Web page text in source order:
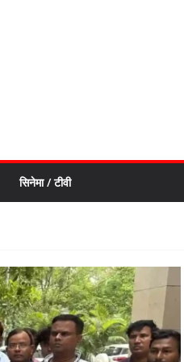
सिनेमा / टीवी